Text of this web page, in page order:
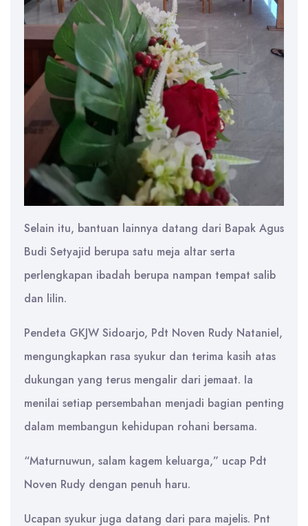
Selain itu, bantuan lainnya datang dari Bapak Agus
Budi Setyajid berupa satu meja altar serta
perlengkapan ibadah berupa nampan tempat salib
dan lilin.
Pendeta GKJW Sidoarjo, Pdt Noven Rudy Nataniel,
mengungkapkan rasa syukur dan terima kasih atas
dukungan yang terus mengalir dari jemaat. Ia
menilai setiap persembahan menjadi bagian penting
dalam membangun kehidupan rohani bersama.
“Maturnuwun, salam kagem keluarga,” ucap Pdt
Noven Rudy dengan penuh haru.
Ucapan syukur juga datang dari para majelis. Pnt